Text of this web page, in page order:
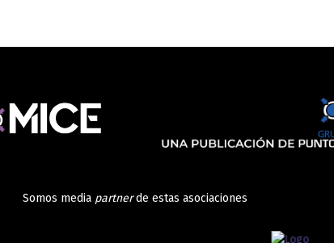
Somos media partnerde estas asociaciones